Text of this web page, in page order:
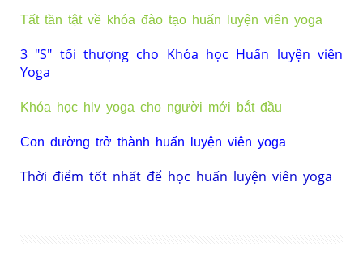
Tất tần tật về khóa đào tạo huấn luyện viên yoga
3 "S" tối thượng cho Khóa học Huấn luyện viên
Yoga
Khóa học hlv yoga cho người mới bắt đầu
Con đường trở thành huấn luyện viên yoga
Thời điểm tốt nhất để học huấn luyện viên yoga